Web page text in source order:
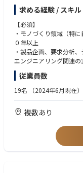
とができ、スキル向上に
アな技術に触れることが
【残業について】20～
忙期
【有給休暇について】業
続休と自由に取得可能。
年次有給休暇は当該年度
ことが可能
※有給取得促進のために
・ライフスタイルにあ
フルリモート勤務なども
■おすすめポイント：
当社は株式会社図研の
現在図研モデリンクス
今の製品開発の高度化・
製品開発におけるMBD
ル開発などの新事業を展
様々な分野のリーディン
客様です。
をお持ちの方
（10）ゲームエンジン
の方
（11）コンサルティン
持ちの方
■開発環境 ※以下のいず
システムモデリング言語
モデリングツール：
odelica、GT-SUITE
MBSEツール：Cameo
最適化ツール：
を武器にMBSE領域の技
ための募集になります。
【安定性】プライム市
【働き方】 専門業務型裁
【働きやすさ】業務パ
所的制約を受けずにご活
【仕事内容】
■ 製造業において、高い
解決に導くMBSE/MBD/
(技術コンサルティング
■ 本募集職種では、
・・・具体的には、プ
ング・技術提案、技術
求める経験 / スキル
【必須】
・モノづくり領域（特
０年以上
・製品企画、要求分析
エンジニアリング関連の
・MBDまたはMBSEに関
・技術的課題を言語化し
考力・表現力
・SE領域における困難
意をお持ちの方
・コンサルティングフ
従業員数
19名 （2024年6月現在）
複数あり